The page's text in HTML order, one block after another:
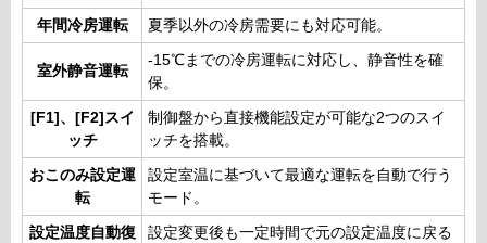
年間冷房運転 夏季以外の冷房需要にも対応可能。
室外静音運転
-15℃までの冷房運転に対応し、静音性を確
保。
[F1]、[F2]スイ
ッチ
制御盤から直接機能設定が可能な2つのスイ
ッチを搭載。
おこのみ設定運
転
設定室温に基づいて最適な運転を自動で行う
モード。
設定温度自動復
設定変更後も一定時間で元の設定温度に戻る